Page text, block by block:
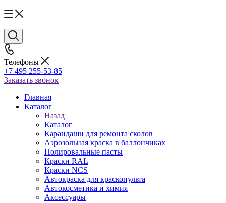
Телефоны
+7 495 255-53-85
Заказать звонок
Главная
Каталог
Назад
Каталог
Карандаши для ремонта сколов
Аэрозольная краска в баллончиках
Полировальные пасты
Краски RAL
Краски NCS
Автокраска для краскопульта
Автокосметика и химия
Аксессуары